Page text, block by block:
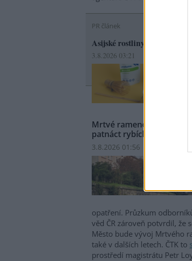
PR článek
Asijské rostliny v Evropě: od
3.8.2026 03:21
Mrtvé rameno Moravy v
patnáct rybích druhů
3.8.2026 01:56 | OLOMOUC (
opatření. Průzkum
věd ČR zároveň potvrdil, že
Město bude vývoj Mrtvého
také v dalších letech. ČTK to
prostředí magistrátu Petr